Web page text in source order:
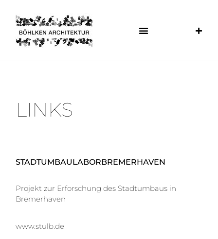
LINKS
STADTUMBAULABORBREMERHAVEN
Projekt zur Erforschung des Stadtumbaus in
Bremerhaven
www.stulb.de